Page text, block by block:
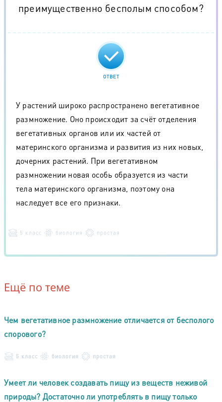
преимущественно бесполым способом?
ОТВЕТ
У растений широко распространено вегетативное
размножение. Оно происходит за счёт отделения
вегетативных органов или их частей от
материнского организма и развития из них новых,
дочерних растений. При вегетативном
размножении новая особь образуется из части
тела материнского организма, поэтому она
наследует все его признаки.
5 класс биология простая
Ещё по теме
Чем вегетативное размножение отличается от бесполого
спорового?
5 класс биология простая
Умеет ли человек создавать пищу из веществ неживой
природы? Достаточно ли употреблять в пищу только